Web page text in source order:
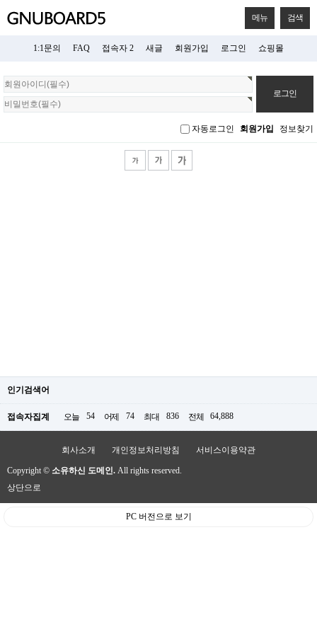
메뉴 검색
1:1문의 FAQ 접속자 2 새글 회원가입 로그인 쇼핑몰
회
원
로
자동로그인 회원가입 정보찾기
인기검색어
접속자집계 오늘 54 어제 74 최대 836 전체 64,888
회사소개 개인정보처리방침 서비스이용약관
Copyright © 소유하신 도메인. All rights reserved.
상단으로
PC 버전으로 보기